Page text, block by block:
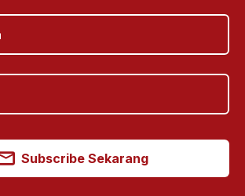
Subscribe Sekarang